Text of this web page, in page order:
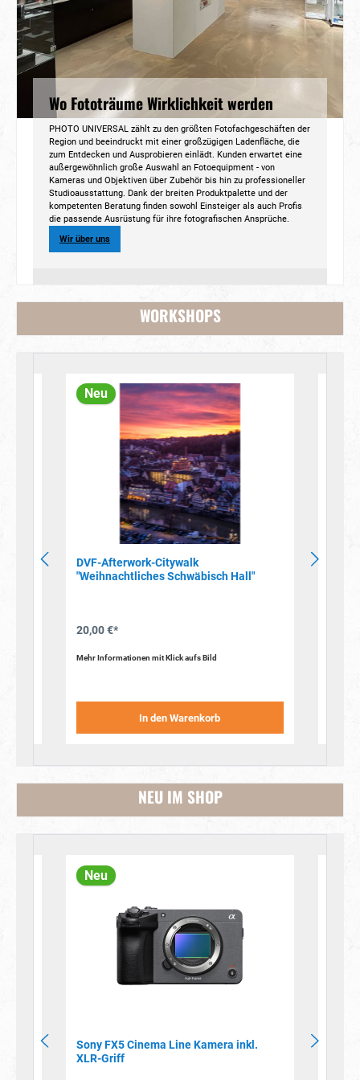
Wo Fototräume Wirklichkeit werden
PHOTO UNIVERSAL zählt zu den größten Fotofachgeschäften der
Region und beeindruckt mit einer großzügigen Ladenfläche, die
zum Entdecken und Ausprobieren einlädt. Kunden erwartet eine
außergewöhnlich große Auswahl an Fotoequipment - von
Kameras und Objektiven über Zubehör bis hin zu professioneller
Studioausstattung. Dank der breiten Produktpalette und der
kompetenten Beratung finden sowohl Einsteiger als auch Profis
die passende Ausrüstung für ihre fotografischen Ansprüche.
Wir über uns
WORKSHOPS
Neu
DVF-Afterwork-Citywalk
"Weihnachtliches Schwäbisch Hall"
20,00 €*
Mehr Informationen mit Klick aufs Bild
In den Warenkorb
NEU IM SHOP
Neu
Sony FX5 Cinema Line Kamera inkl.
XLR-Griff